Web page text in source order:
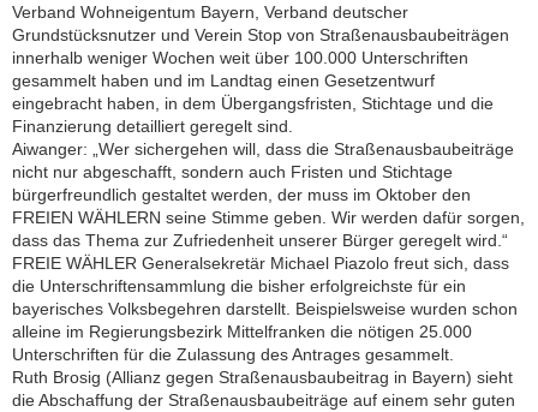
Verband Wohneigentum Bayern, Verband deutscher
Grundstücksnutzer und Verein Stop von Straßenausbaubeiträgen
innerhalb weniger Wochen weit über 100.000 Unterschriften
gesammelt haben und im Landtag einen Gesetzentwurf
eingebracht haben, in dem Übergangsfristen, Stichtage und die
Finanzierung detailliert geregelt sind.
Aiwanger: „Wer sichergehen will, dass die Straßenausbaubeiträge
nicht nur abgeschafft, sondern auch Fristen und Stichtage
bürgerfreundlich gestaltet werden, der muss im Oktober den
FREIEN WÄHLERN seine Stimme geben. Wir werden dafür sorgen,
dass das Thema zur Zufriedenheit unserer Bürger geregelt wird.“
FREIE WÄHLER Generalsekretär Michael Piazolo freut sich, dass
die Unterschriftensammlung die bisher erfolgreichste für ein
bayerisches Volksbegehren darstellt. Beispielsweise wurden schon
alleine im Regierungsbezirk Mittelfranken die nötigen 25.000
Unterschriften für die Zulassung des Antrages gesammelt.
Ruth Brosig (Allianz gegen Straßenausbaubeitrag in Bayern) sieht
die Abschaffung der Straßenausbaubeiträge auf einem sehr guten